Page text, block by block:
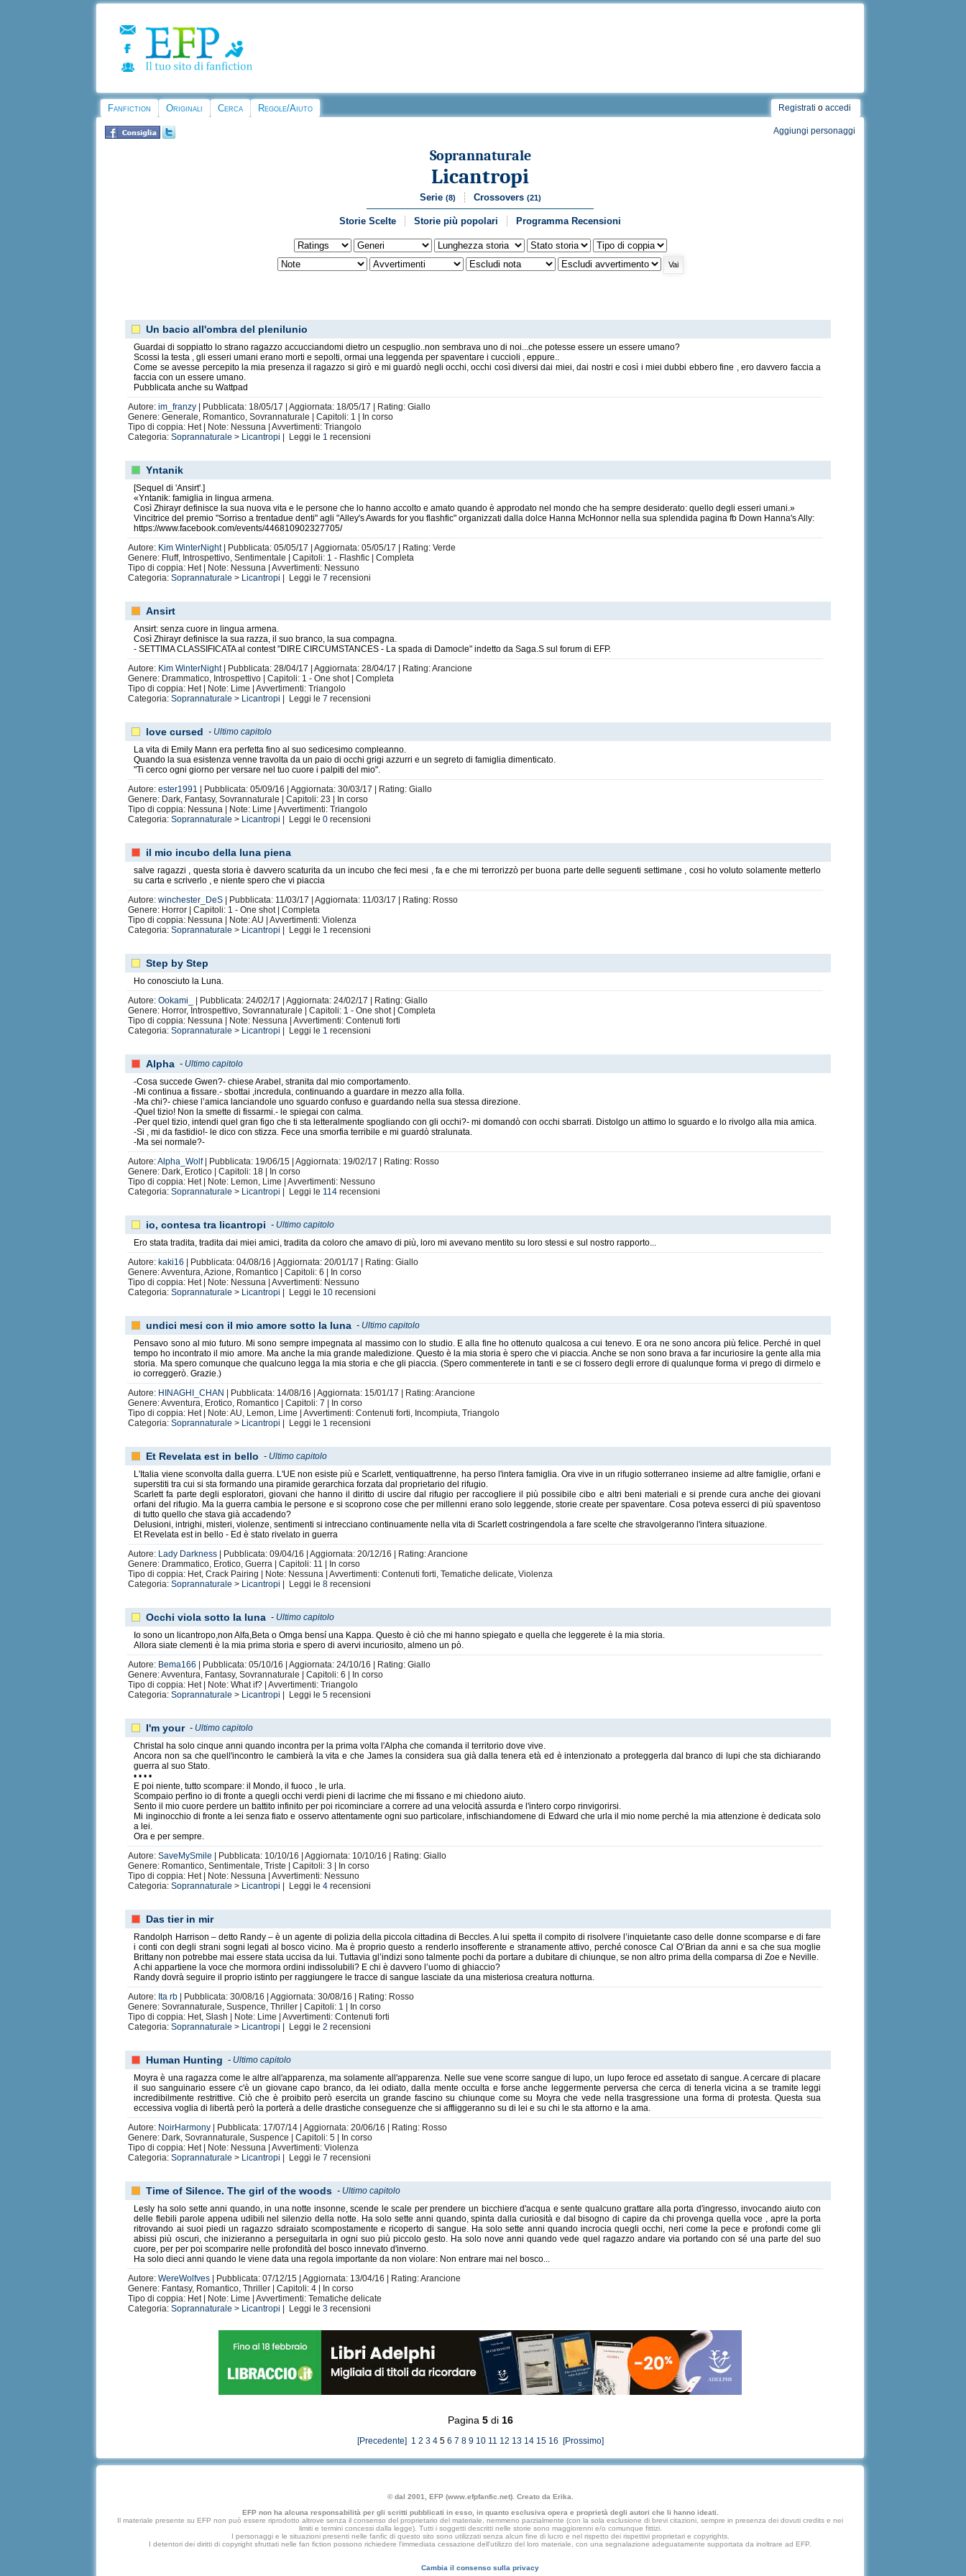
Fanfiction Originali Cerca Regole/Aiuto Registrati o accedi
Aggiungi personaggi
Soprannaturale
Licantropi
Serie (8) Crossovers (21)
Storie Scelte Storie più popolari Programma Recensioni
Un bacio all'ombra del plenilunio
Guardai di soppiatto lo strano ragazzo accucciandomi dietro un cespuglio..non sembrava uno di noi...che potesse essere un essere umano?
Scossi la testa , gli esseri umani erano morti e sepolti, ormai una leggenda per spaventare i cuccioli , eppure..
Come se avesse percepito la mia presenza il ragazzo si girò e mi guardò negli occhi, occhi così diversi dai miei, dai nostri e così i miei dubbi ebbero fine , ero davvero faccia a
faccia con un essere umano.
Pubblicata anche su Wattpad
Autore:im_franzy | Pubblicata: 18/05/17 | Aggiornata: 18/05/17 | Rating: Giallo
Genere: Generale, Romantico, Sovrannaturale | Capitoli: 1 | In corso
Tipo di coppia: Het | Note: Nessuna | Avvertimenti: Triangolo
Categoria:Soprannaturale > Licantropi | Leggi le 1 recensioni
Yntanik
[Sequel di 'Ansirt'.]
«Yntanik: famiglia in lingua armena.
Così Zhirayr definisce la sua nuova vita e le persone che lo hanno accolto e amato quando è approdato nel mondo che ha sempre desiderato: quello degli esseri umani.»
Vincitrice del premio "Sorriso a trentadue denti" agli "Alley's Awards for you flashfic" organizzati dalla dolce Hanna McHonnor nella sua splendida pagina fb Down Hanna's Ally:
https://www.facebook.com/events/446810902327705/
Autore: Kim WinterNight| Pubblicata: 05/05/17 | Aggiornata: 05/05/17 | Rating: Verde
Genere: Fluff, Introspettivo, Sentimentale | Capitoli: 1 - Flashfic | Completa
Tipo di coppia: Het | Note: Nessuna | Avvertimenti: Nessuno
Categoria:Soprannaturale > Licantropi | Leggi le7 recensioni
Ansirt
Ansirt: senza cuore in lingua armena.
Così Zhirayr definisce la sua razza, il suo branco, la sua compagna.
- SETTIMA CLASSIFICATA al contest "DIRE CIRCUMSTANCES - La spada di Damocle" indetto da Saga.S sul forum di EFP.
Autore: Kim WinterNight| Pubblicata: 28/04/17 | Aggiornata: 28/04/17 | Rating: Arancione
Genere: Drammatico, Introspettivo | Capitoli: 1 - One shot | Completa
Tipo di coppia: Het | Note: Lime | Avvertimenti: Triangolo
Categoria:Soprannaturale > Licantropi | Leggi le7 recensioni
love cursed - Ultimo capitolo
La vita di Emily Mann era perfetta fino al suo sedicesimo compleanno.
Quando la sua esistenza venne travolta da un paio di occhi grigi azzurri e un segreto di famiglia dimenticato.
"Ti cerco ogni giorno per versare nel tuo cuore i palpiti del mio".
Autore:ester1991
| Pubblicata: 05/09/16 | Aggiornata: 30/03/17 | Rating: Giallo
Genere: Dark, Fantasy, Sovrannaturale | Capitoli: 23 | In corso
Tipo di coppia: Nessuna | Note: Lime | Avvertimenti: Triangolo
Categoria:Soprannaturale > Licantropi | Leggi le0 recensioni
il mio incubo della luna piena
salve ragazzi , questa storia è davvero scaturita da un incubo che feci mesi , fa e che mi terrorizzò per buona parte delle seguenti settimane , cosi ho voluto solamente metterlo
su carta e scriverlo , e niente spero che vi piaccia
Autore:winchester_DeS | Pubblicata: 11/03/17 | Aggiornata: 11/03/17 | Rating: Rosso
Genere: Horror | Capitoli: 1 - One shot | Completa
Tipo di coppia: Nessuna | Note: AU | Avvertimenti: Violenza
Categoria:Soprannaturale > Licantropi | Leggi le 1 recensioni
Step by Step
Ho conosciuto la Luna.
Autore:Ookami_
| Pubblicata: 24/02/17 | Aggiornata: 24/02/17 | Rating: Giallo
Genere: Horror, Introspettivo, Sovrannaturale | Capitoli: 1 - One shot | Completa
Tipo di coppia: Nessuna | Note: Nessuna | Avvertimenti: Contenuti forti
Categoria:Soprannaturale > Licantropi | Leggi le 1 recensioni
Alpha - Ultimo capitolo
-Cosa succede Gwen?- chiese Arabel, stranita dal mio comportamento.
-Mi continua a fissare.- sbottai ,incredula, continuando a guardare in mezzo alla folla.
-Ma chi?- chiese l’amica lanciandole uno sguardo confuso e guardando nella sua stessa direzione.
-Quel tizio! Non la smette di fissarmi.- le spiegai con calma.
-Per quel tizio, intendi quel gran figo che ti sta letteralmente spogliando con gli occhi?- mi domandò con occhi sbarrati. Distolgo un attimo lo sguardo e lo rivolgo alla mia amica.
-Si , mi da fastidio!- le dico con stizza. Fece una smorfia terribile e mi guardò stralunata.
-Ma sei normale?-
Autore:Alpha_Wolf| Pubblicata: 19/06/15 | Aggiornata: 19/02/17 | Rating: Rosso
Genere: Dark, Erotico | Capitoli: 18 | In corso
Tipo di coppia: Het | Note: Lemon, Lime | Avvertimenti: Nessuno
Categoria:Soprannaturale > Licantropi | Leggi le 114 recensioni
io, contesa tra licantropi - Ultimo capitolo
Ero stata tradita, tradita dai miei amici, tradita da coloro che amavo di più, loro mi avevano mentito su loro stessi e sul nostro rapporto...
Autore: kaki16
| Pubblicata: 04/08/16 | Aggiornata: 20/01/17 | Rating: Giallo
Genere: Avventura, Azione, Romantico | Capitoli: 6 | In corso
Tipo di coppia: Het | Note: Nessuna | Avvertimenti: Nessuno
Categoria:Soprannaturale > Licantropi | Leggi le 10 recensioni
undici mesi con il mio amore sotto la luna - Ultimo capitolo
Pensavo sono al mio futuro. Mi sono sempre impegnata al massimo con lo studio. E alla fine ho ottenuto qualcosa a cui tenevo. E ora ne sono ancora più felice. Perché in quel
tempo ho incontrato il mio amore. Ma anche la mia grande maledizione. Questo è la mia storia è spero che vi piaccia. Anche se non sono brava a far incuriosire la gente alla mia
storia. Ma spero comunque che qualcuno legga la mia storia e che gli piaccia. (Spero commenterete in tanti e se ci fossero degli errore di qualunque forma vi prego di dirmelo e
io correggerò. Grazie.)
Autore: HINAGHI_CHAN
| Pubblicata: 14/08/16 | Aggiornata: 15/01/17 | Rating: Arancione
Genere: Avventura, Erotico, Romantico | Capitoli: 7 | In corso
Tipo di coppia: Het | Note: AU, Lemon, Lime | Avvertimenti: Contenuti forti, Incompiuta, Triangolo
Categoria:Soprannaturale > Licantropi | Leggi le 1 recensioni
Et Revelata est in bello - Ultimo capitolo
L'Italia viene sconvolta dalla guerra. L'UE non esiste più e Scarlett, ventiquattrenne, ha perso l'intera famiglia. Ora vive in un rifugio sotterraneo insieme ad altre famiglie, orfani e
superstiti tra cui si sta formando una piramide gerarchica forzata dal proprietario del rifugio.
Scarlett fa parte degli esploratori, giovani che hanno il diritto di uscire dal rifugio per raccogliere il più possibile cibo e altri beni materiali e si prende cura anche dei giovani
orfani del rifugio. Ma la guerra cambia le persone e si scoprono cose che per millenni erano solo leggende, storie create per spaventare. Cosa poteva esserci di più spaventoso
di tutto quello che stava già accadendo?
Delusioni, intrighi, misteri, violenze, sentimenti si intrecciano continuamente nella vita di Scarlett costringendola a fare scelte che stravolgeranno l'intera situazione.
Et Revelata est in bello - Ed è stato rivelato in guerra
Autore: Lady Darkness | Pubblicata: 09/04/16 | Aggiornata: 20/12/16 | Rating: Arancione
Genere: Drammatico, Erotico, Guerra | Capitoli: 11 | In corso
Tipo di coppia: Het, Crack Pairing | Note: Nessuna | Avvertimenti: Contenuti forti, Tematiche delicate, Violenza
Categoria:Soprannaturale > Licantropi | Leggi le8 recensioni
Occhi viola sotto la luna - Ultimo capitolo
Io sono un licantropo,non Alfa,Beta o Omga bensí una Kappa. Questo è ciò che mi hanno spiegato e quella che leggerete è la mia storia.
Allora siate clementi è la mia prima storia e spero di avervi incuriosito, almeno un pò.
Autore: Bema166
| Pubblicata: 05/10/16 | Aggiornata: 24/10/16 | Rating: Giallo
Genere: Avventura, Fantasy, Sovrannaturale | Capitoli: 6 | In corso
Tipo di coppia: Het | Note: What if? | Avvertimenti: Triangolo
Categoria:Soprannaturale > Licantropi | Leggi le5 recensioni
I'm your - Ultimo capitolo
Christal ha solo cinque anni quando incontra per la prima volta l'Alpha che comanda il territorio dove vive.
Ancora non sa che quell'incontro le cambierà la vita e che James la considera sua già dalla tenera età ed è intenzionato a proteggerla dal branco di lupi che sta dichiarando
guerra al suo Stato.
• • • •
E poi niente, tutto scompare: il Mondo, il fuoco , le urla.
Scompaio perfino io di fronte a quegli occhi verdi pieni di lacrime che mi fissano e mi chiedono aiuto.
Sento il mio cuore perdere un battito infinito per poi ricominciare a correre ad una velocità assurda e l'intero corpo rinvigorirsi.
Mi inginocchio di fronte a lei senza fiato e osservo attentamente ogni suo particolare, infischiandomene di Edward che urla il mio nome perché la mia attenzione è dedicata solo
a lei.
Ora e per sempre.
Autore:SaveMySmile
| Pubblicata: 10/10/16 | Aggiornata: 10/10/16 | Rating: Giallo
Genere: Romantico, Sentimentale, Triste | Capitoli: 3 | In corso
Tipo di coppia: Het | Note: Nessuna | Avvertimenti: Nessuno
Categoria:Soprannaturale > Licantropi | Leggi le4 recensioni
Das tier in mir
Randolph Harrison – detto Randy – è un agente di polizia della piccola cittadina di Beccles. A lui spetta il compito di risolvere l’inquietante caso delle donne scomparse e di fare
i conti con degli strani sogni legati al bosco vicino. Ma è proprio questo a renderlo insofferente e stranamente attivo, perché conosce Cal O’Brian da anni e sa che sua moglie
Brittany non potrebbe mai essere stata uccisa da lui. Tuttavia gl’indizi sono talmente pochi da portare a dubitare di chiunque, se non altro prima della comparsa di Zoe e Neville.
A chi appartiene la voce che mormora ordini indissolubili? E chi è davvero l’uomo di ghiaccio?
Randy dovrà seguire il proprio istinto per raggiungere le tracce di sangue lasciate da una misteriosa creatura notturna.
Autore: Ita rb | Pubblicata: 30/08/16 | Aggiornata: 30/08/16 | Rating: Rosso
Genere: Sovrannaturale, Suspence, Thriller | Capitoli: 1 | In corso
Tipo di coppia: Het, Slash | Note: Lime | Avvertimenti: Contenuti forti
Categoria:Soprannaturale > Licantropi | Leggi le2 recensioni
Human Hunting - Ultimo capitolo
Moyra è una ragazza come le altre all'apparenza, ma solamente all'apparenza. Nelle sue vene scorre sangue di lupo, un lupo feroce ed assetato di sangue. A cercare di placare
il suo sanguinario essere c'è un giovane capo branco, da lei odiato, dalla mente occulta e forse anche leggermente perversa che cerca di tenerla vicina a se tramite leggi
incredibilmente restrittive. Ciò che è proibito però esercita un grande fascino su chiunque come su Moyra che vede nella trasgressione una forma di protesta. Questa sua
eccessiva voglia di libertà però la porterà a delle drastiche conseguenze che si affliggeranno su di lei e su chi le sta attorno e la ama.
Autore: NoirHarmony | Pubblicata: 17/07/14 | Aggiornata: 20/06/16 | Rating: Rosso
Genere: Dark, Sovrannaturale, Suspence | Capitoli: 5 | In corso
Tipo di coppia: Het | Note: Nessuna | Avvertimenti: Violenza
Categoria:Soprannaturale > Licantropi | Leggi le7 recensioni
Time of Silence. The girl of the woods - Ultimo capitolo
Lesly ha solo sette anni quando, in una notte insonne, scende le scale per prendere un bicchiere d'acqua e sente qualcuno grattare alla porta d'ingresso, invocando aiuto con
delle flebili parole appena udibili nel silenzio della notte. Ha solo sette anni quando, spinta dalla curiosità e dal bisogno di capire da chi provenga quella voce , apre la porta
ritrovando ai suoi piedi un ragazzo sdraiato scompostamente e ricoperto di sangue. Ha solo sette anni quando incrocia quegli occhi, neri come la pece e profondi come gli
abissi più oscuri, che inizieranno a perseguitarla in ogni suo più piccolo gesto. Ha solo nove anni quando vede quel ragazzo andare via portando con sé una parte del suo
cuore, per per poi scomparire nelle profondità del bosco innevato d'inverno.
Ha solo dieci anni quando le viene data una regola importante da non violare: Non entrare mai nel bosco...
Autore:WereWolfves | Pubblicata: 07/12/15 | Aggiornata: 13/04/16 | Rating: Arancione
Genere: Fantasy, Romantico, Thriller | Capitoli: 4 | In corso
Tipo di coppia: Het | Note: Lime | Avvertimenti: Tematiche delicate
Categoria:Soprannaturale > Licantropi | Leggi le3 recensioni
Pagina 5di 16
[Precedente] 1 2 3 45 6 7 8 9 10 11 12 13 14 15 16 [Prossimo]
© dal 2001, EFP (www.efpfanfic.net). Creato da Erika.
EFP non ha alcuna responsabilità per gli scritti pubblicati in esso, in quanto esclusiva opera e proprietà degli autori che li hanno ideati.
Il materiale presente su EFP non può essere riprodotto altrove senza il consenso del proprietario del materiale, nemmeno parzialmente (con la sola esclusione di brevi citazioni, sempre in presenza dei dovuti credits e nei
limiti e termini concessi dalla legge). Tutti i soggetti descritti nelle storie sono maggiorenni e/o comunque fittizi.
I personaggi e le situazioni presenti nelle fanfic di questo sito sono utilizzati senza alcun fine di lucro e nel rispetto dei rispettivi proprietari e copyrights.
I detentori dei diritti di copyright sfruttati nelle fan fiction possono richiedere l'immediata cessazione dell'utilizzo del loro materiale, con una segnalazione adeguatamente supportata da inoltrare ad EFP.
Cambia il consenso sulla privacy